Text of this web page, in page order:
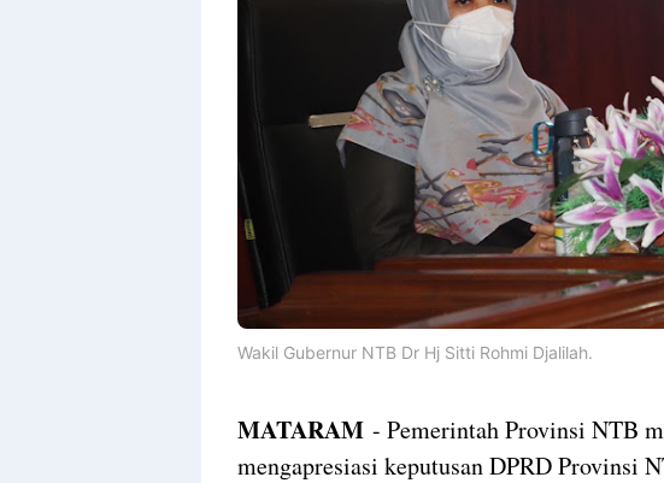
Wakil Gubernur NTB Dr Hj Sitti Rohmi Djalilah.
MATARAM - Pemerintah Provinsi NTB
mengapresiasi keputusan DPRD Provinsi